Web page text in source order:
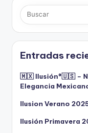
Entradas
🇲🇽 Ilusión®️🇺🇸 –
Elegancia
Ilusion Verano
Ilusión Primavera